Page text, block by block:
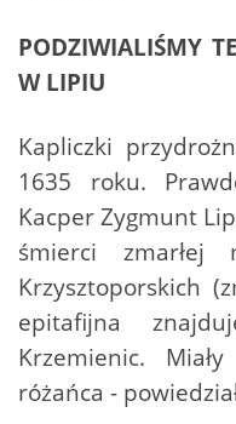
PODZIWIALIŚMY
W LIPIU
Kapliczki
1635 roku.
Kacper Zygmunt
śmierci
Krzysztoporskich
epitafijna
Krzemienic.
różańca -